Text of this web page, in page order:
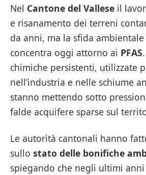
Nel Cantone del Vallese il
e risanamento dei terreni
da anni, ma la sfida
concentra oggi attorno ai PFAS
chimiche persistenti, utilizzate
nell’industria e nelle schiume
stanno mettendo sotto
falde acquifere sparse sul
Le autorità cantonali hanno
sullo stato delle bonifiche
spiegando che negli ultimi